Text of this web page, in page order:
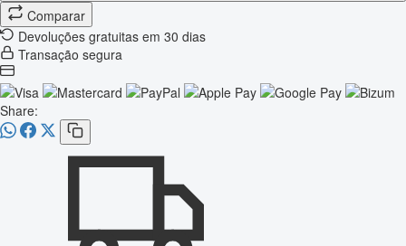
Comparar
Devoluções gratuitas em 30 dias
Transação segura
Share: